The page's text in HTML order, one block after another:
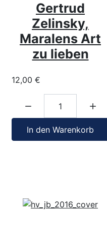
Gertrud
Zelinsky,
Maralens Art
zu lieben
12,00 €
In den Warenkorb